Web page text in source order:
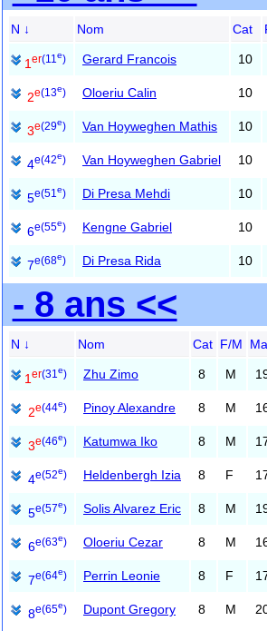
N ↓ Nom Cat
1 er(11e) Gerard Francois 10
2e(13e) Oloeriu Calin 10
3e(29e) Van Hoyweghen Mathis 10
4e(42e) Van Hoyweghen Gabriel 10
5e(51e) Di Presa Mehdi 10
6e(55e) Kengne Gabriel 10
7e(68e) Di Presa Rida 10
- 8 ans <<
N ↓ Nom Cat F/M
1 er(31e) Zhu Zimo 8 M
2e(44e) Pinoy Alexandre 8 M
3e(46e) Katumwa Iko 8 M
4e(52e) Heldenbergh Izia 8 F
5e(57e) Solis Alvarez Eric 8 M
6e(63e) Oloeriu Cezar 8 M
7e(64e) Perrin Leonie 8 F
8e(65e) Dupont Gregory 8 M